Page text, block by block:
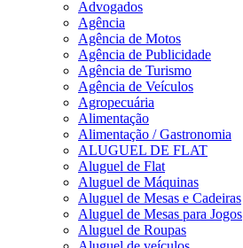
Advogados
Agência
Agência de Motos
Agência de Publicidade
Agência de Turismo
Agência de Veículos
Agropecuária
Alimentação
Alimentação / Gastronomia
ALUGUEL DE FLAT
Aluguel de Flat
Aluguel de Máquinas
Aluguel de Mesas e Cadeiras
Aluguel de Mesas para Jogos
Aluguel de Roupas